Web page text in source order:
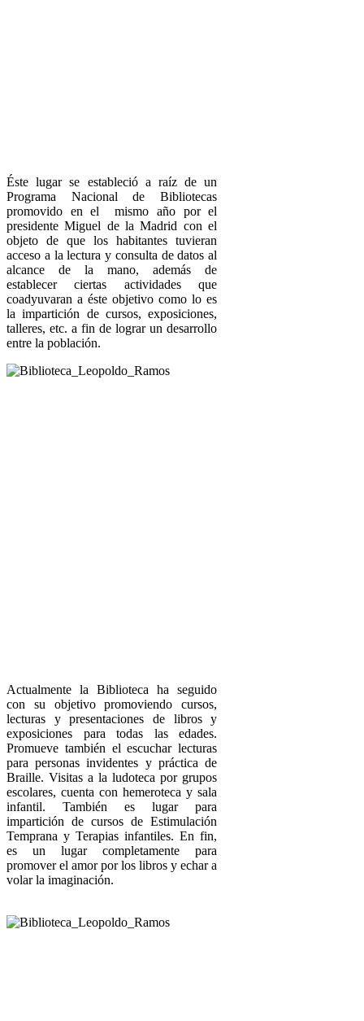
Éste lugar se estableció a raíz de un
Programa Nacional de Bibliotecas
promovido en el mismo año por el
presidente Miguel de la Madrid con el
objeto de que los habitantes tuvieran
acceso a la lectura y consulta de datos al
alcance de la mano, además de
establecer ciertas actividades que
coadyuvaran a éste objetivo como lo es
la impartición de cursos, exposiciones,
talleres, etc. a fin de lograr un desarrollo
entre la población.
Actualmente la Biblioteca ha seguido
con su objetivo promoviendo cursos,
lecturas y presentaciones de libros y
exposiciones para todas las edades.
Promueve también el escuchar lecturas
para personas invidentes y práctica de
Braille. Visitas a la ludoteca por grupos
escolares, cuenta con hemeroteca y sala
infantil. También es lugar para
impartición de cursos de Estimulación
Temprana y Terapias infantiles. En fin,
es un lugar completamente para
promover el amor por los libros y echar a
volar la imaginación.